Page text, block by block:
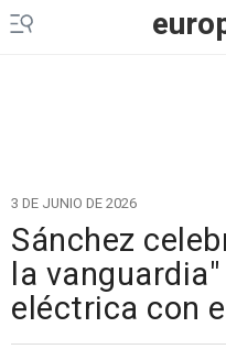
3 DE JUNIO DE 2026
Sánchez
la
eléctrica con